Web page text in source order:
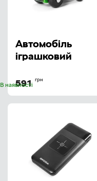
Автомобіль
іграшковий
591 грн
В наявності